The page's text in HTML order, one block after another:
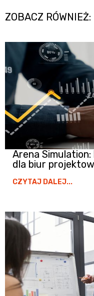
ZOBACZ RÓWNIEŻ:
Arena
dla biur
CZYTAJ DALEJ...